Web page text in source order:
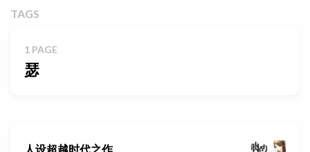
TAGS
1 PAGE
瑟
人设超越时代之作